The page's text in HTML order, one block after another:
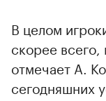
В целом
скорее всего,
отмечает А.
сегодняшних